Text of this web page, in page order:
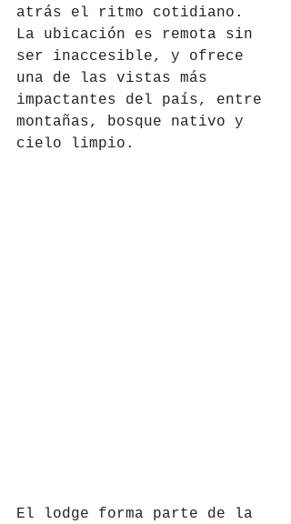
atrás el ritmo cotidiano.
La ubicación es remota sin
ser inaccesible, y ofrece
una de las vistas más
impactantes del país, entre
montañas, bosque nativo y
cielo limpio.
El lodge forma parte de la